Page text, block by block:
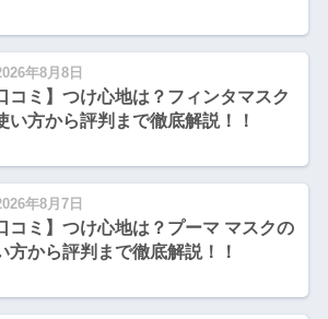
年8月8日
コミ】つけ心地は？フィンタマスク
い方から評判まで徹底解説！！
年8月7日
コミ】つけ心地は？プーマ マスクの
方から評判まで徹底解説！！